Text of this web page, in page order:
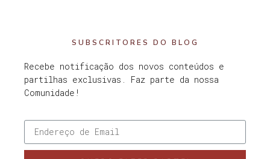
SUBSCRITORES DO BLOG
Recebe notificação dos novos conteúdos e
partilhas exclusivas. Faz parte da nossa
Comunidade!